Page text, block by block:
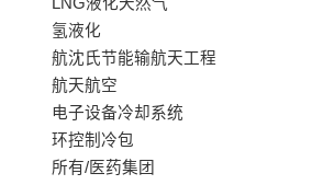
LNG液化天然气
氢液化
航沈氏节能输航天工程
航天航空
电子设备冷却系统
环控制冷包
所有/医药集团